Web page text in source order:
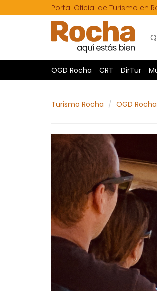
Portal Oficial de Turismo en
OGD Rocha CRT DirTur
Turismo Rocha OGD Rocha